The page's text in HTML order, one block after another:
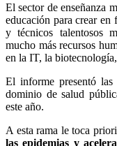
El sector de enseñanza
educación para crear en
y técnicos talentosos
mucho más recursos
en la IT, la
El informe presentó las
dominio de salud
este año.
A esta rama le toca
las epidemias y